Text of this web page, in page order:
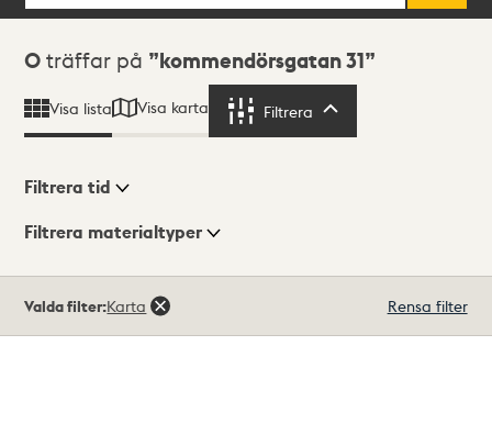
Sökresultat
0 träffar på kommendörsgatan 31
Visa lista Visa karta Filtrera
Visningsläge
Filtrera tid
Filtrera materialtyper
träffar
Valda filter:Karta Rensa filter